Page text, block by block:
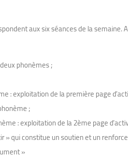
aux six séances de la semaine.
phonèmes ;
: exploitation de la première page
;
: exploitation de la 2ème page
» qui constitue un soutien et un
»